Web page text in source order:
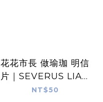
花花市長 做瑜珈 明信
片｜SEVERUS LIAN
里恩太太
NT$50